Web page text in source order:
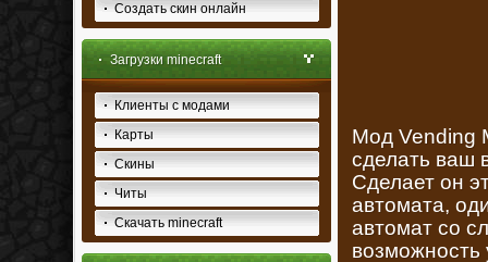
Создать скин онлайн
Загрузки minecraft
Клиенты с модами
Карты
Скины
Читы
Скачать minecraft
Мод Vending
сделать ваш
Сделает он
автомата,
автомат со
возможность